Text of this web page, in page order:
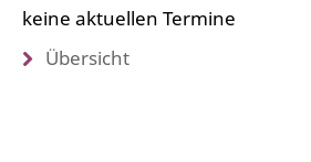
keine aktuellen Termine
Übersicht